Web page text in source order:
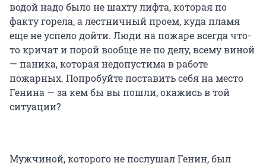
водой надо было не шахту лифта, которая по
факту горела, а лестничный проем, куда пламя
еще не успело дойти. Люди на пожаре всегда что-
то кричат и порой вообще не по делу, всему виной
— паника, которая недопустима в работе
пожарных. Попробуйте поставить себя на место
Генина — за кем бы вы пошли, окажись в той
ситуации?
Мужчиной, которого не послушал Генин, был